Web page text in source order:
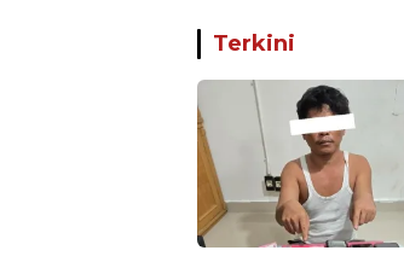
Kesiapsiagaan Karhutla
Terkini